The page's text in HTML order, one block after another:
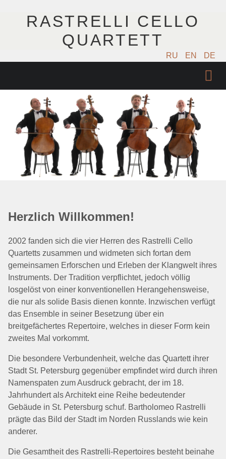
RASTRELLI CELLO
QUARTETT
RU EN DE
KÜNSTLER
NÄCHSTE EVENTS
MUSIK
VIDEO
KONTAKT
SHOP
Herzlich Willkommen!
2002 fanden sich die vier Herren des Rastrelli Cello
Quartetts zusammen und widmeten sich fortan dem
gemeinsamen Erforschen und Erleben der Klangwelt ihres
Instruments. Der Tradition verpflichtet, jedoch völlig
losgelöst von einer konventionellen Herangehensweise,
die nur als solide Basis dienen konnte. Inzwischen verfügt
das Ensemble in seiner Besetzung über ein
breitgefächertes Repertoire, welches in dieser Form kein
zweites Mal vorkommt.
Die besondere Verbundenheit, welche das Quartett ihrer
Stadt St. Petersburg gegenüber empfindet wird durch ihren
Namenspaten zum Ausdruck gebracht, der im 18.
Jahrhundert als Architekt eine Reihe bedeutender
Gebäude in St. Petersburg schuf. Bartholomeo Rastrelli
prägte das Bild der Stadt im Norden Russlands wie kein
anderer.
Die Gesamtheit des Rastrelli-Repertoires besteht beinahe